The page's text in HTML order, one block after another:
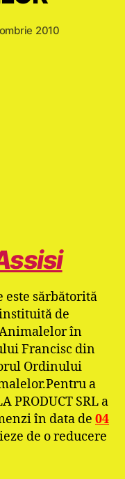
2010
este sărbătorită
de
în
Francisc din
Ordinului
a
PRODUCT SRL a
în data de 04
de o reducere